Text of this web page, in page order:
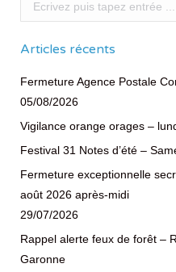
Articles récents
Fermeture Agence Postale
05/08/2026
Vigilance orange orages –
Festival 31 Notes d’été –
Fermeture exceptionnelle
août 2026 après-midi
29/07/2026
Rappel alerte feux de forêt –
Garonne